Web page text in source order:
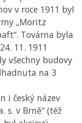
v roce 1911 byl
„Moritz
Továrna byla
11. 1911
všechny budovy
na 3
i český název
s. v Brně“ (též